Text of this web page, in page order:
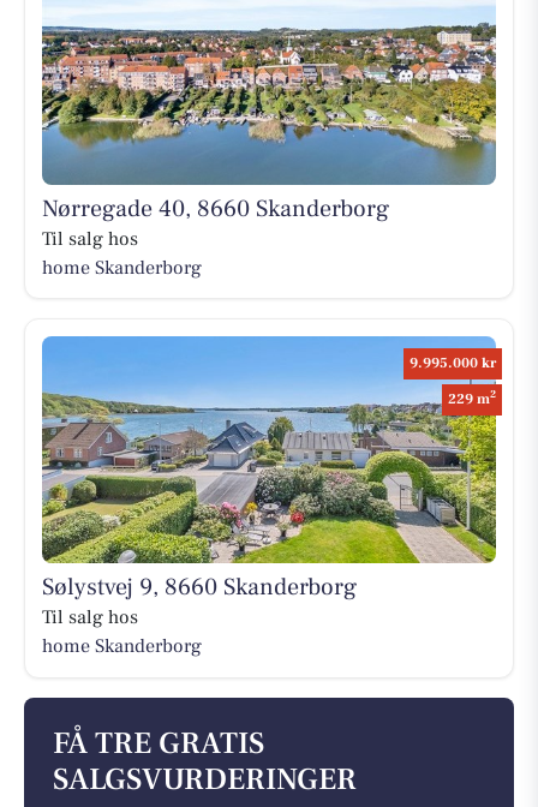
Nørregade 40, 8660 Skanderborg
Til salg hos
home Skanderborg
9.995.000 kr
229 m2
Sølystvej 9, 8660 Skanderborg
Til salg hos
home Skanderborg
FÅ TRE GRATIS
SALGSVURDERINGER